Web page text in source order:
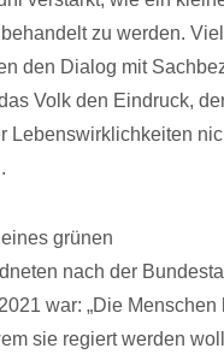
zu werden.
den Dialog mit
Volk den Eindruck,
Lebenswirklichkeiten
grünen
nach der
war: „Die Menschen
sie regiert werden